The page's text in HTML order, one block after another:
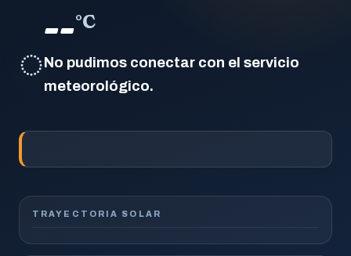
◌
--°C
No pudimos conectar con el servicio
meteorológico.
TRAYECTORIA SOLAR